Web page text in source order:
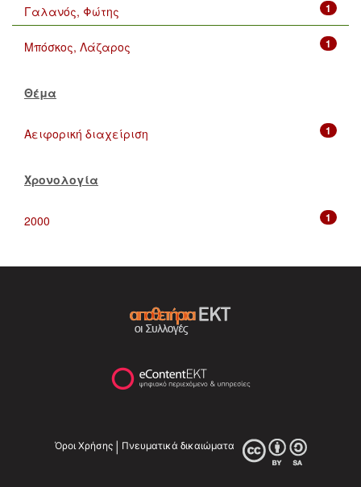
1
Γαλανός, Φώτης
1
Μπόσκος, Λάζαρος
Θέμα
1
Αειφορική διαχείριση
Χρονολογία
1
2000